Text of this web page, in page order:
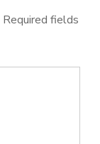
Required fields